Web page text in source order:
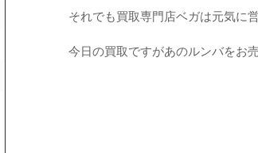
それでも買取専門店ベガは元気に
今日の買取ですがあのルンバをお